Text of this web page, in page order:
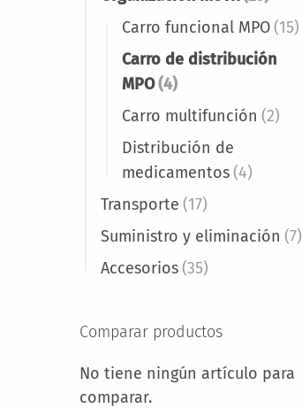
Carro funcional MPO(15)
Carro de distribución
MPO(4)
Carro multifunción (2)
Distribución de
medicamentos(4)
Transporte (17)
Suministro y eliminación (7)
Accesorios(35)
Comparar productos
No tiene ningún artículo para
comparar.